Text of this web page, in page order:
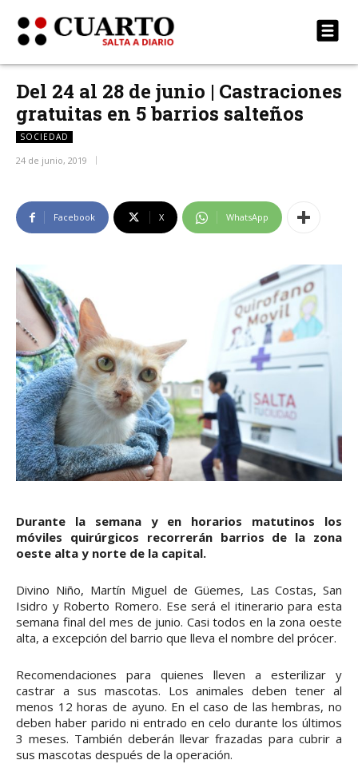
Del 24 al 28 de junio | Castraciones
gratuitas en 5 barrios salteños
SOCIEDAD
24 de junio, 2019
Facebook X WhatsApp
Durante la semana y en horarios matutinos los
móviles quirúrgicos recorrerán barrios de la zona
oeste alta y norte de la capital.
Divino Niño, Martín Miguel de Güemes, Las Costas, San
Isidro y Roberto Romero. Ese será el itinerario para esta
semana final del mes de junio. Casi todos en la zona oeste
alta, a excepción del barrio que lleva el nombre del prócer.
Recomendaciones para quienes lleven a esterilizar y
castrar a sus mascotas. Los animales deben tener al
menos 12 horas de ayuno. En el caso de las hembras, no
deben haber parido ni entrado en celo durante los últimos
3 meses. También deberán llevar frazadas para cubrir a
sus mascotas después de la operación.